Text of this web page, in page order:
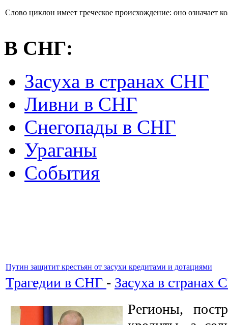
Слово циклон имеет греческое происхождение: оно означает
В СНГ:
Засуха в странах СНГ
Ливни в СНГ
Снегопады в СНГ
Ураганы
События
Путин защитит крестьян от засухи кредитами и дотациями
Трагедии в СНГ - Засуха в странах
Регионы,